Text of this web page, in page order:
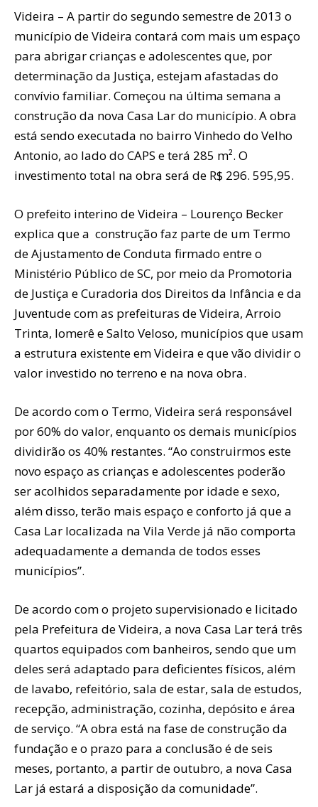
Videira – A partir do segundo semestre de 2013 o
município de Videira contará com mais um espaço
para abrigar crianças e adolescentes que, por
determinação da Justiça, estejam afastadas do
convívio familiar. Começou na última semana a
construção da nova Casa Lar do município. A obra
está sendo executada no bairro Vinhedo do Velho
Antonio, ao lado do CAPS e terá 285 m². O
investimento total na obra será de R$ 296. 595,95.
O prefeito interino de Videira – Lourenço Becker
explica que a construção faz parte de um Termo
de Ajustamento de Conduta firmado entre o
Ministério Público de SC, por meio da Promotoria
de Justiça e Curadoria dos Direitos da Infância e da
Juventude com as prefeituras de Videira, Arroio
Trinta, Iomerê e Salto Veloso, municípios que usam
a estrutura existente em Videira e que vão dividir o
valor investido no terreno e na nova obra.
De acordo com o Termo, Videira será responsável
por 60% do valor, enquanto os demais municípios
dividirão os 40% restantes. “Ao construirmos este
novo espaço as crianças e adolescentes poderão
ser acolhidos separadamente por idade e sexo,
além disso, terão mais espaço e conforto já que a
Casa Lar localizada na Vila Verde já não comporta
adequadamente a demanda de todos esses
municípios”.
De acordo com o projeto supervisionado e licitado
pela Prefeitura de Videira, a nova Casa Lar terá três
quartos equipados com banheiros, sendo que um
deles será adaptado para deficientes físicos, além
de lavabo, refeitório, sala de estar, sala de estudos,
recepção, administração, cozinha, depósito e área
de serviço. “A obra está na fase de construção da
fundação e o prazo para a conclusão é de seis
meses, portanto, a partir de outubro, a nova Casa
Lar já estará a disposição da comunidade”.